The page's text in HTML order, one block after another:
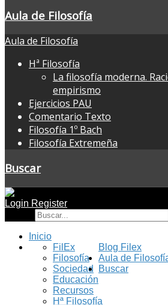
Aula de Filosofía
Aula de Filosofía
Hª Filosofía
La filosofía moderna.
empirismo
Ejercicios PAU
Comentario Texto
Filosofía 1º Bach
Filosofía Extremeña
Buscar
Login Register
Inicio
Blog Filex
FilEx
Filosofía
Sociedad
Educación
Recursos
Aula de
Hª Filosofía
Buscar